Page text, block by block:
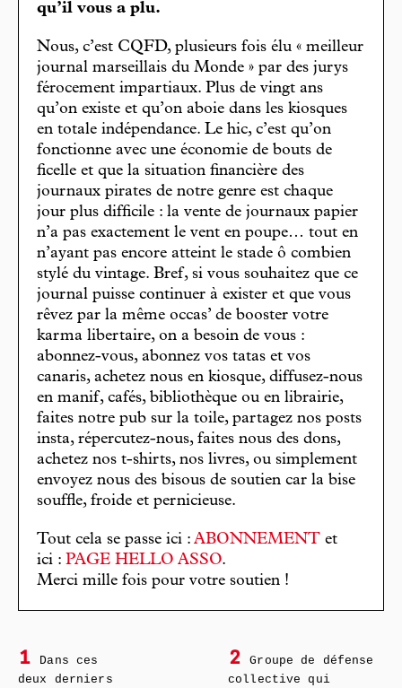
qu’il vous a plu.
Nous, c’est CQFD, plusieurs fois élu « meilleur
journal marseillais du Monde » par des jurys
férocement impartiaux. Plus de vingt ans
qu’on existe et qu’on aboie dans les kiosques
en totale indépendance. Le hic, c’est qu’on
fonctionne avec une économie de bouts de
ficelle et que la situation financière des
journaux pirates de notre genre est chaque
jour plus difficile : la vente de journaux papier
n’a pas exactement le vent en poupe… tout en
n’ayant pas encore atteint le stade ô combien
stylé du vintage. Bref, si vous souhaitez que ce
journal puisse continuer à exister et que vous
rêvez par la même occas’ de booster votre
karma libertaire, on a besoin de vous :
abonnez-vous, abonnez vos tatas et vos
canaris, achetez nous en kiosque, diffusez-nous
en manif, cafés, bibliothèque ou en librairie,
faites notre pub sur la toile, partagez nos posts
insta, répercutez-nous, faites nous des dons,
achetez nos t-shirts, nos livres, ou simplement
envoyez nous des bisous de soutien car la bise
souffle, froide et pernicieuse.
Tout cela se passe ici : ABONNEMENT et
ici : PAGE HELLO ASSO.
Merci mille fois pour votre soutien !
1
Dans ces
deux derniers
2
Groupe de défense
collective qui